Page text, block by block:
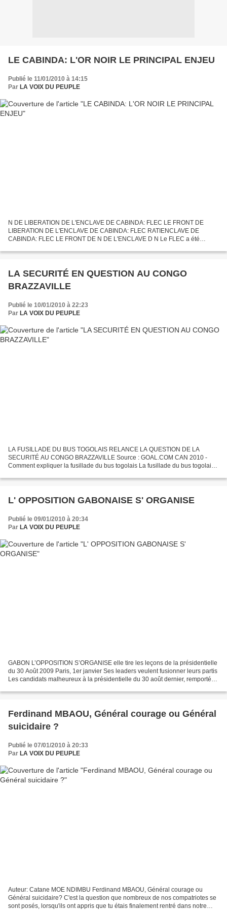
LE CABINDA: L'OR NOIR LE PRINCIPAL ENJEU
Publié le 11/01/2010 à 14:15
Par LA VOIX DU PEUPLE
N DE LIBERATION DE L'ENCLAVE DE CABINDA: FLEC LE FRONT DE
LIBERATION DE L'ENCLAVE DE CABINDA: FLEC RATIENCLAVE DE
CABINDA: FLEC LE FRONT DE N DE L'ENCLAVE D N Le FLEC a été
s’est...
LA SECURITÉ EN QUESTION AU CONGO
BRAZZAVILLE
Publié le 10/01/2010 à 22:23
Par LA VOIX DU PEUPLE
LA FUSILLADE DU BUS TOGOLAIS RELANCE LA QUESTION DE LA
SECURITÉ AU CONGO BRAZZAVILLE Source : GOAL.COM CAN 2010 -
Comment expliquer la fusillade du bus togolais La fusillade du bus togolais,
L' OPPOSITION GABONAISE S' ORGANISE
Publié le 09/01/2010 à 20:34
Par LA VOIX DU PEUPLE
GABON L’OPPOSITION S’ORGANISE elle tire les leçons de la présidentielle
du 30 Août 2009 Paris, 1er janvier Ses leaders veulent fusionner leurs partis
Les candidats malheureux à la présidentielle du 30 août dernier, remportée
Ferdinand MBAOU, Général courage ou Général
suicidaire ?
Publié le 07/01/2010 à 20:33
Par LA VOIX DU PEUPLE
Auteur: Catane MOE NDIMBU Ferdinand MBAOU, Général courage ou
Général suicidaire? C'est la question que nombreux de nos compatriotes se
sont posés, lorsqu'ils ont appris que tu étais finalement rentré dans notre